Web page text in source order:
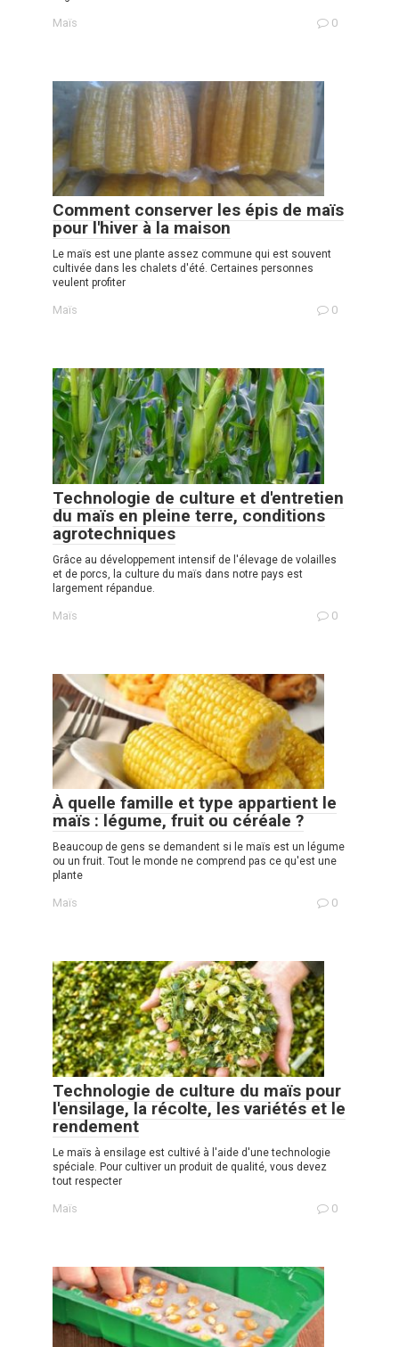
Maïs 0
Comment conserver les épis de maïs
pour l'hiver à la maison
Le maïs est une plante assez commune qui est souvent
cultivée dans les chalets d'été. Certaines personnes
veulent profiter
Maïs 0
Technologie de culture et d'entretien
du maïs en pleine terre, conditions
agrotechniques
Grâce au développement intensif de l'élevage de volailles
et de porcs, la culture du maïs dans notre pays est
largement répandue.
Maïs 0
À quelle famille et type appartient le
maïs : légume, fruit ou céréale ?
Beaucoup de gens se demandent si le maïs est un légume
ou un fruit. Tout le monde ne comprend pas ce qu'est une
plante
Maïs 0
Technologie de culture du maïs pour
l'ensilage, la récolte, les variétés et le
rendement
Le maïs à ensilage est cultivé à l'aide d'une technologie
spéciale. Pour cultiver un produit de qualité, vous devez
tout respecter
Maïs 0